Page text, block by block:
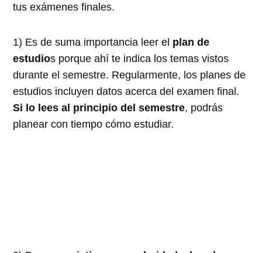
tus exámenes finales.
1) Es de suma importancia leer el plan de
estudios porque ahí te indica los temas vistos
durante el semestre. Regularmente, los planes de
estudios incluyen datos acerca del examen final.
Si lo lees al principio del semestre, podrás
planear con tiempo cómo estudiar.